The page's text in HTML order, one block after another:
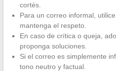
cortés.
Para un correo informal,
mantenga el respeto.
En caso de crítica o queja,
proponga soluciones.
Si el correo es simplemente
tono neutro y factual.